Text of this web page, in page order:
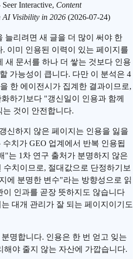
Interactive, Content
AI Visibility in 2026 (2026-07-24)
늘리려면 새 글을 더 많이 써야 한
이미 인용된 이력이 있는 페이지를
새 문서를 하나 더 쌓는 것보다 인용
가능성이 큽니다. 다만 이 분석은 4
한 에이전시가 집계한 결과이므로,
하기보다 "갱신일이 인용과 함께
것이 안전합니다.
신하지 않은 페이지는 인용을 잃을
치가 GEO 업계에서 반복 인용됩
"는 1차 연구 출처가 분명하지 않은
수치이므로, 절대값으로 단정하기보
에 분명한 변수"라는 방향성으로 읽
이 인과를 곧장 뜻하지도 않습니다
대개 관리가 잘 되는 페이지이기도
명합니다. 인용은 한 번 얻고 잊는
해야 줄지 않는 자산에 가깝습니다.